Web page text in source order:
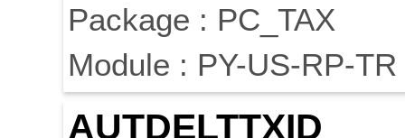
Package : PC_TAX
Module : PY-US-RP-TR
AUTDELTTXID